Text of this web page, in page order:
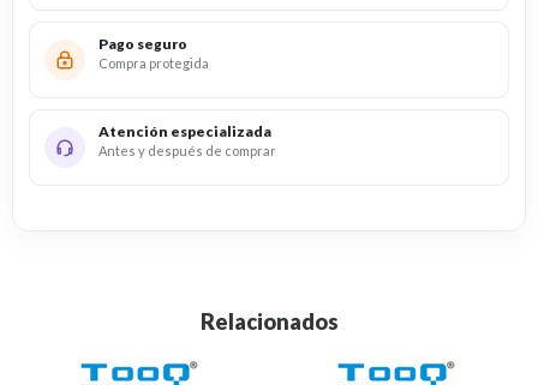
Pago seguro
Compra protegida
Atención especializada
Antes y después de comprar
Relacionados